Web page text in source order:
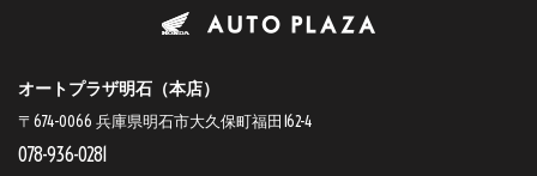
オートプラザ明石（本店）
〒674-0066 兵庫県明石市大久保町福田162-4
078-936-0281